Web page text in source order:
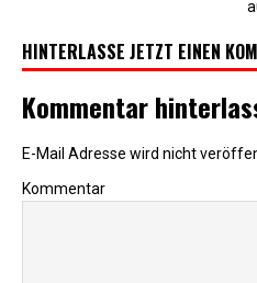
HINTERLASSE JETZT EINEN
Kommentar
E-Mail Adresse wird nicht
Kommentar